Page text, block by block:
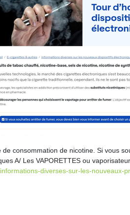
consommation de nicotine. Si vous
A/ Les VAPORETTES ou
diverses-sur-les-nouveaux-